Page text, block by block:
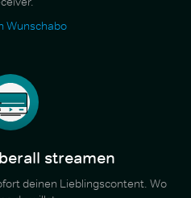
Wunschabo
streamen
deinen Lieblingscontent. Wo